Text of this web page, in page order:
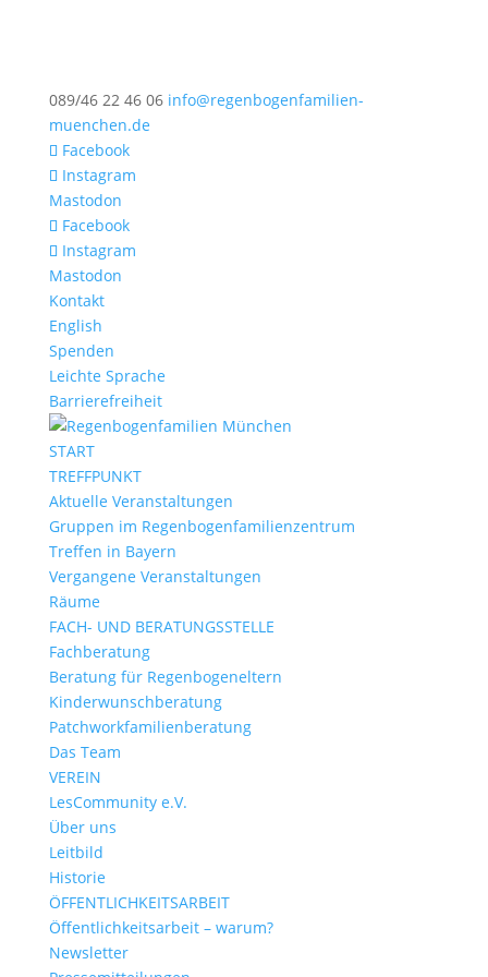
089/46 22 46 06 info@regenbogenfamilien-
muenchen.de
Facebook
Instagram
Mastodon
Facebook
Instagram
Mastodon
Kontakt
English
Spenden
Leichte Sprache
Barrierefreiheit
START
TREFFPUNKT
Aktuelle Veranstaltungen
Gruppen im Regenbogenfamilienzentrum
Treffen in Bayern
Vergangene Veranstaltungen
Räume
FACH- UND BERATUNGSSTELLE
Fachberatung
Beratung für Regenbogeneltern
Kinderwunsch­beratung
Patchwork­familienberatung
Das Team
VEREIN
LesCommunity e.V.
Über uns
Leitbild
Historie
ÖFFENTLICHKEITSARBEIT
Öffentlichkeitsarbeit – warum?
Newsletter